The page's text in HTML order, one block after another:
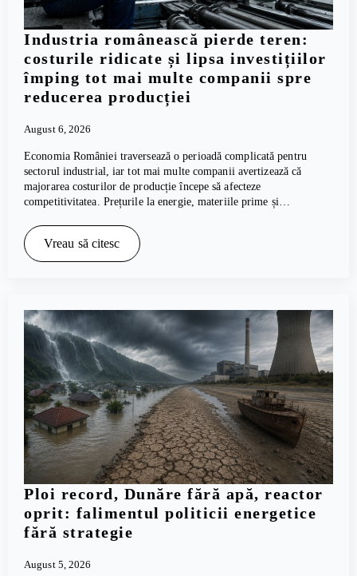
Industria românească pierde teren:
costurile ridicate și lipsa investițiilor
împing tot mai multe companii spre
reducerea producției
August 6, 2026
Economia României traversează o perioadă complicată pentru
sectorul industrial, iar tot mai multe companii avertizează că
majorarea costurilor de producție începe să afecteze
competitivitatea. Prețurile la energie, materiile prime și…
Vreau să citesc
Ploi record, Dunăre fără apă, reactor
oprit: falimentul politicii energetice
fără strategie
August 5, 2026